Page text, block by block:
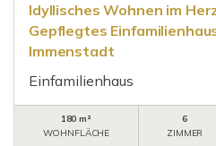
Idyllisches Wohnen im
Gepflegtes
Immenstadt
Einfamilienhaus
180 m²
WOHNFLÄCHE
6
ZIMMER